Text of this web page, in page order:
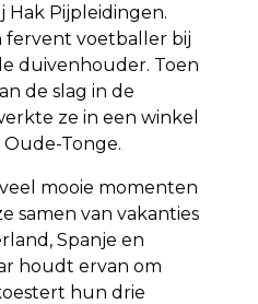
Hak Pijpleidingen.
fervent voetballer bij
duivenhouder. Toen
de slag in de
ze in een winkel
Tonge.
mooie momenten
samen van vakanties
Spanje en
houdt ervan om
hun drie